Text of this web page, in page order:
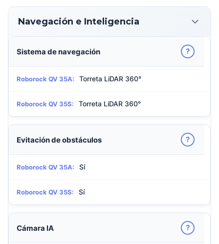
Navegación e Inteligencia
Sistema de navegación ?
Roborock QV 35A: Torreta LiDAR 360°
Roborock QV 35S: Torreta LiDAR 360°
Evitación de obstáculos ?
Roborock QV 35A: Sí
Roborock QV 35S: Sí
Cámara IA ?